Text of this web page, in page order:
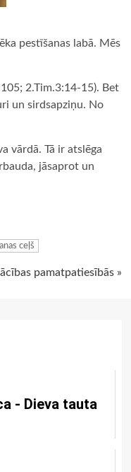
pestīšanas labā. Mēs
2.Tim.3:14-15). Bet
un sirdsapziņu. No
vārdā. Tā ir atslēga
jāsaprot un
ceļš
pamatpatiesībās »
- Dieva tauta